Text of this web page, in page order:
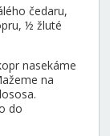
čedaru,
½ žluté
nasekáme
na
do